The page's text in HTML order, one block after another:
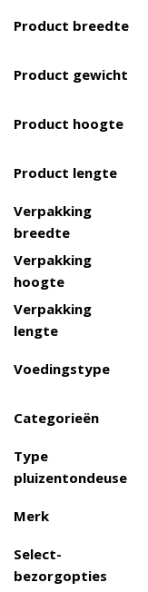
Product breedte
Product gewicht
Product hoogte
Product lengte
Verpakking
breedte
Verpakking
hoogte
Verpakking
lengte
Voedingstype
Categorieën
Type
pluizentondeuse
Merk
Select-
bezorgopties